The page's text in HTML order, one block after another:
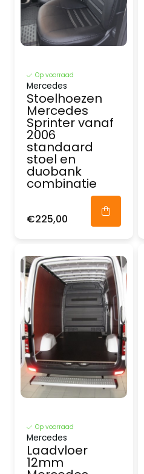
Op voorraad
Mercedes
Stoelhoezen
Mercedes
Sprinter vanaf
2006
standaard
stoel en
duobank
combinatie
€225,00
Op voorraad
Mercedes
Laadvloer
12mm